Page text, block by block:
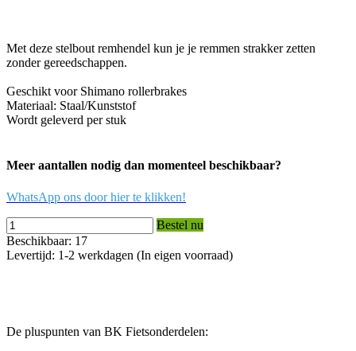
Met deze stelbout remhendel kun je je remmen strakker zetten
zonder gereedschappen.
Geschikt voor Shimano rollerbrakes
Materiaal: Staal/Kunststof
Wordt geleverd per stuk
Meer aantallen nodig dan momenteel beschikbaar?
WhatsApp ons door hier te klikken!
Bestel nu
Beschikbaar: 17
Levertijd: 1-2 werkdagen (In eigen voorraad)
De pluspunten van BK Fietsonderdelen: